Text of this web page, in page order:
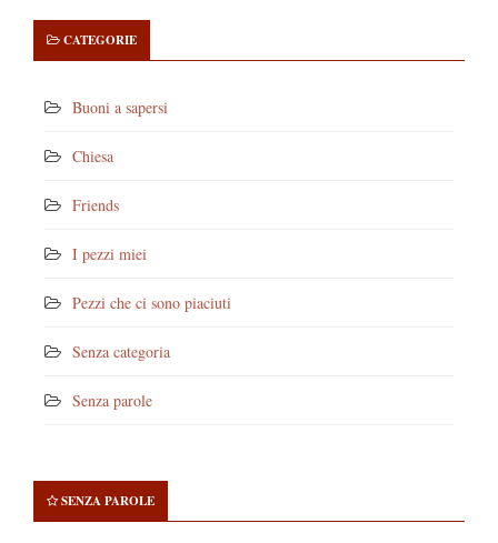
CATEGORIE
Buoni a sapersi
Chiesa
Friends
I pezzi miei
Pezzi che ci sono piaciuti
Senza categoria
Senza parole
SENZA PAROLE